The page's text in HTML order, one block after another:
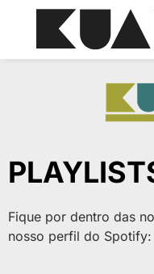
Fique por dentro das
nosso perfil do Spotify: